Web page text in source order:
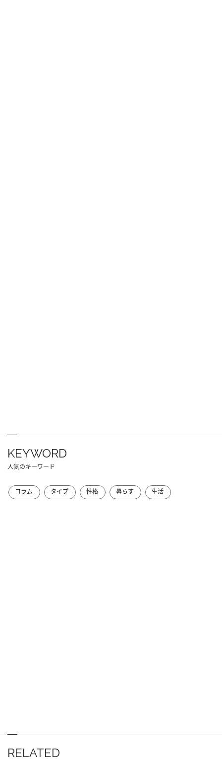
KEYWORD
人気のキーワード
コラム タイプ 性格 暮らす 生活
RELATED